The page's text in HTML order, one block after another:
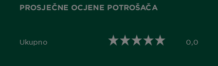
PROSJEČNE OCJENE POTROŠAČA
Ukupno
0,0 out of 5 stars 0,0